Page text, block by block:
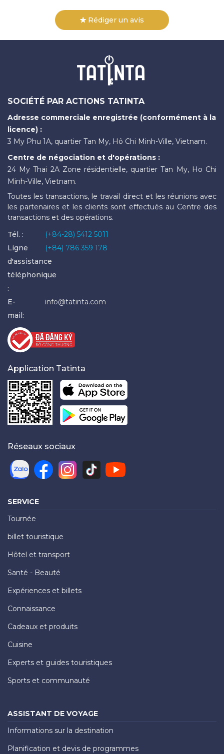
Rédiger un avis
SOCIÉTÉ PAR ACTIONS TATINTA
Adresse commerciale enregistrée (conformément à la
licence) :
3 My Phu 1A, quartier Tan My, Hô Chi Minh-Ville, Vietnam.
Centre de négociation et d'opérations :
24 My Thai 2A Zone résidentielle, quartier Tan My, Ho Chi
Minh-Ville, Vietnam.
Toutes les transactions, le travail direct et les réunions avec
les partenaires et les clients sont effectués au Centre des
transactions et des opérations.
Tél. :
(+84-28) 5412 5011
Ligne
d'assistance
téléphonique
:
(+84) 786 359 178
E-
mail:
info@tatinta.com
Application Tatinta
Réseaux sociaux
SERVICE
Tournée
billet touristique
Hôtel et transport
Santé - Beauté
Expériences et billets
Connaissance
Cadeaux et produits
Cuisine
Experts et guides touristiques
Sports et communauté
ASSISTANT DE VOYAGE
Informations sur la destination
Planification et devis de programmes